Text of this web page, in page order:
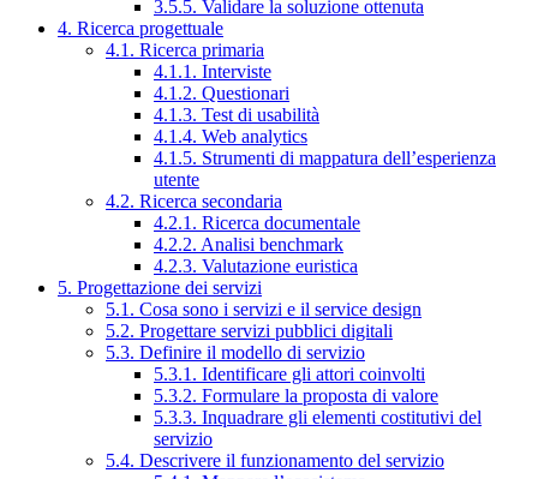
3.5.5. Validare la soluzione ottenuta
4. Ricerca progettuale
4.1. Ricerca primaria
4.1.1. Interviste
4.1.2. Questionari
4.1.3. Test di usabilità
4.1.4. Web analytics
4.1.5. Strumenti di mappatura dell’esperienza
utente
4.2. Ricerca secondaria
4.2.1. Ricerca documentale
4.2.2. Analisi benchmark
4.2.3. Valutazione euristica
5. Progettazione dei servizi
5.1. Cosa sono i servizi e il service design
5.2. Progettare servizi pubblici digitali
5.3. Definire il modello di servizio
5.3.1. Identificare gli attori coinvolti
5.3.2. Formulare la proposta di valore
5.3.3. Inquadrare gli elementi costitutivi del
servizio
5.4. Descrivere il funzionamento del servizio